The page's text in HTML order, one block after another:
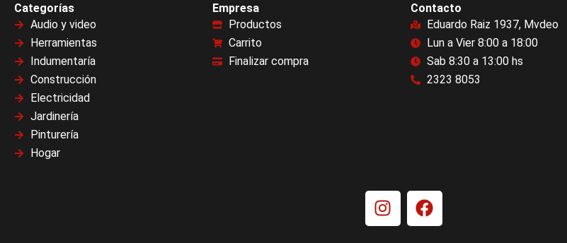
Categorías
Audio y video
Herramientas
Indumentaría
Construcción
Electricidad
Jardinería
Pinturería
Hogar
Empresa
Productos
Carrito
Finalizar compra
Contacto
Eduardo Raiz 1937, Mvdeo
Lun a Vier 8:00 a 18:00
Sab 8:30 a 13:00 hs
2323 8053
I
n
F
a